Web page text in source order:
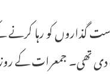
پر درخواست گذاروں کو
کی درخواست دی تھی۔